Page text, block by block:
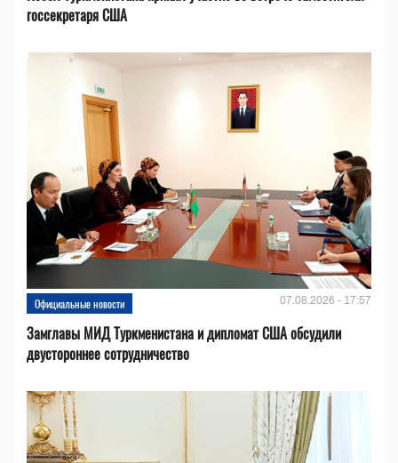
госсекретаря США
Официальные новости 07.08.2026 - 17:57
Замглавы МИД Туркменистана и дипломат США обсудили
двустороннее сотрудничество